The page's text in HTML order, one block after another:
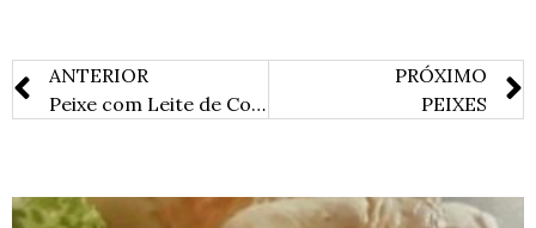
ANTERIOR
Peixe com Leite de Coco
PRÓXIMO
PEIXES